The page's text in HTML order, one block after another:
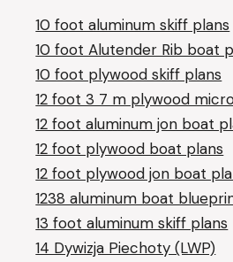
10 foot aluminum skiff plans
10 foot Alutender Rib boat
10 foot plywood skiff plans
12 foot 3 7 m plywood
12 foot aluminum jon boat
12 foot plywood boat plans
12 foot plywood jon boat
1238 aluminum boat
13 foot aluminum skiff plans
14 Dywizja Piechoty (LWP)